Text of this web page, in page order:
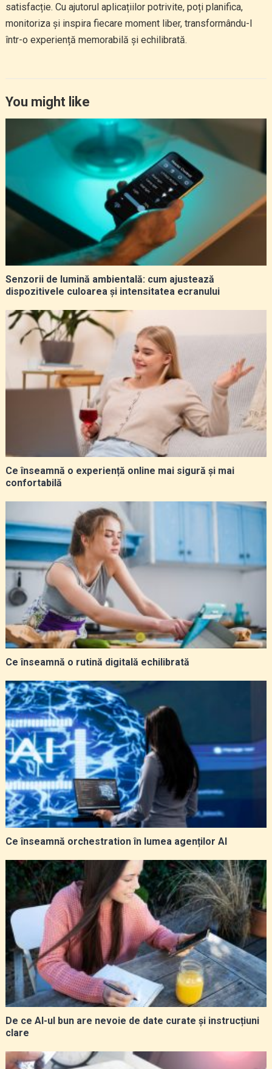
satisfacție. Cu ajutorul aplicațiilor potrivite, poți planifica,
monitoriza și inspira fiecare moment liber, transformându-l
într-o experiență memorabilă și echilibrată.
You might like
Senzorii de lumină ambientală: cum ajustează
dispozitivele culoarea și intensitatea ecranului
Ce înseamnă o experiență online mai sigură și mai
confortabilă
Ce înseamnă o rutină digitală echilibrată
Ce înseamnă orchestration în lumea agenților AI
De ce AI-ul bun are nevoie de date curate și instrucțiuni
clare